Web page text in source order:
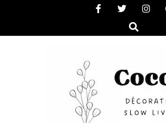
content
Search